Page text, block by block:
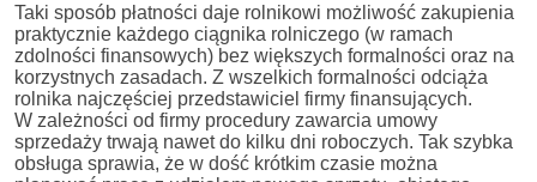
Taki sposób płatności daje rolnikowi możliwość zakupienia
praktycznie każdego ciągnika rolniczego (w ramach
zdolności finansowych) bez większych formalności oraz na
korzystnych zasadach. Z wszelkich formalności odciąża
rolnika najczęściej przedstawiciel firmy finansujących.
W zależności od firmy procedury zawarcia umowy
sprzedaży trwają nawet do kilku dni roboczych. Tak szybka
obsługa sprawia, że w dość krótkim czasie można